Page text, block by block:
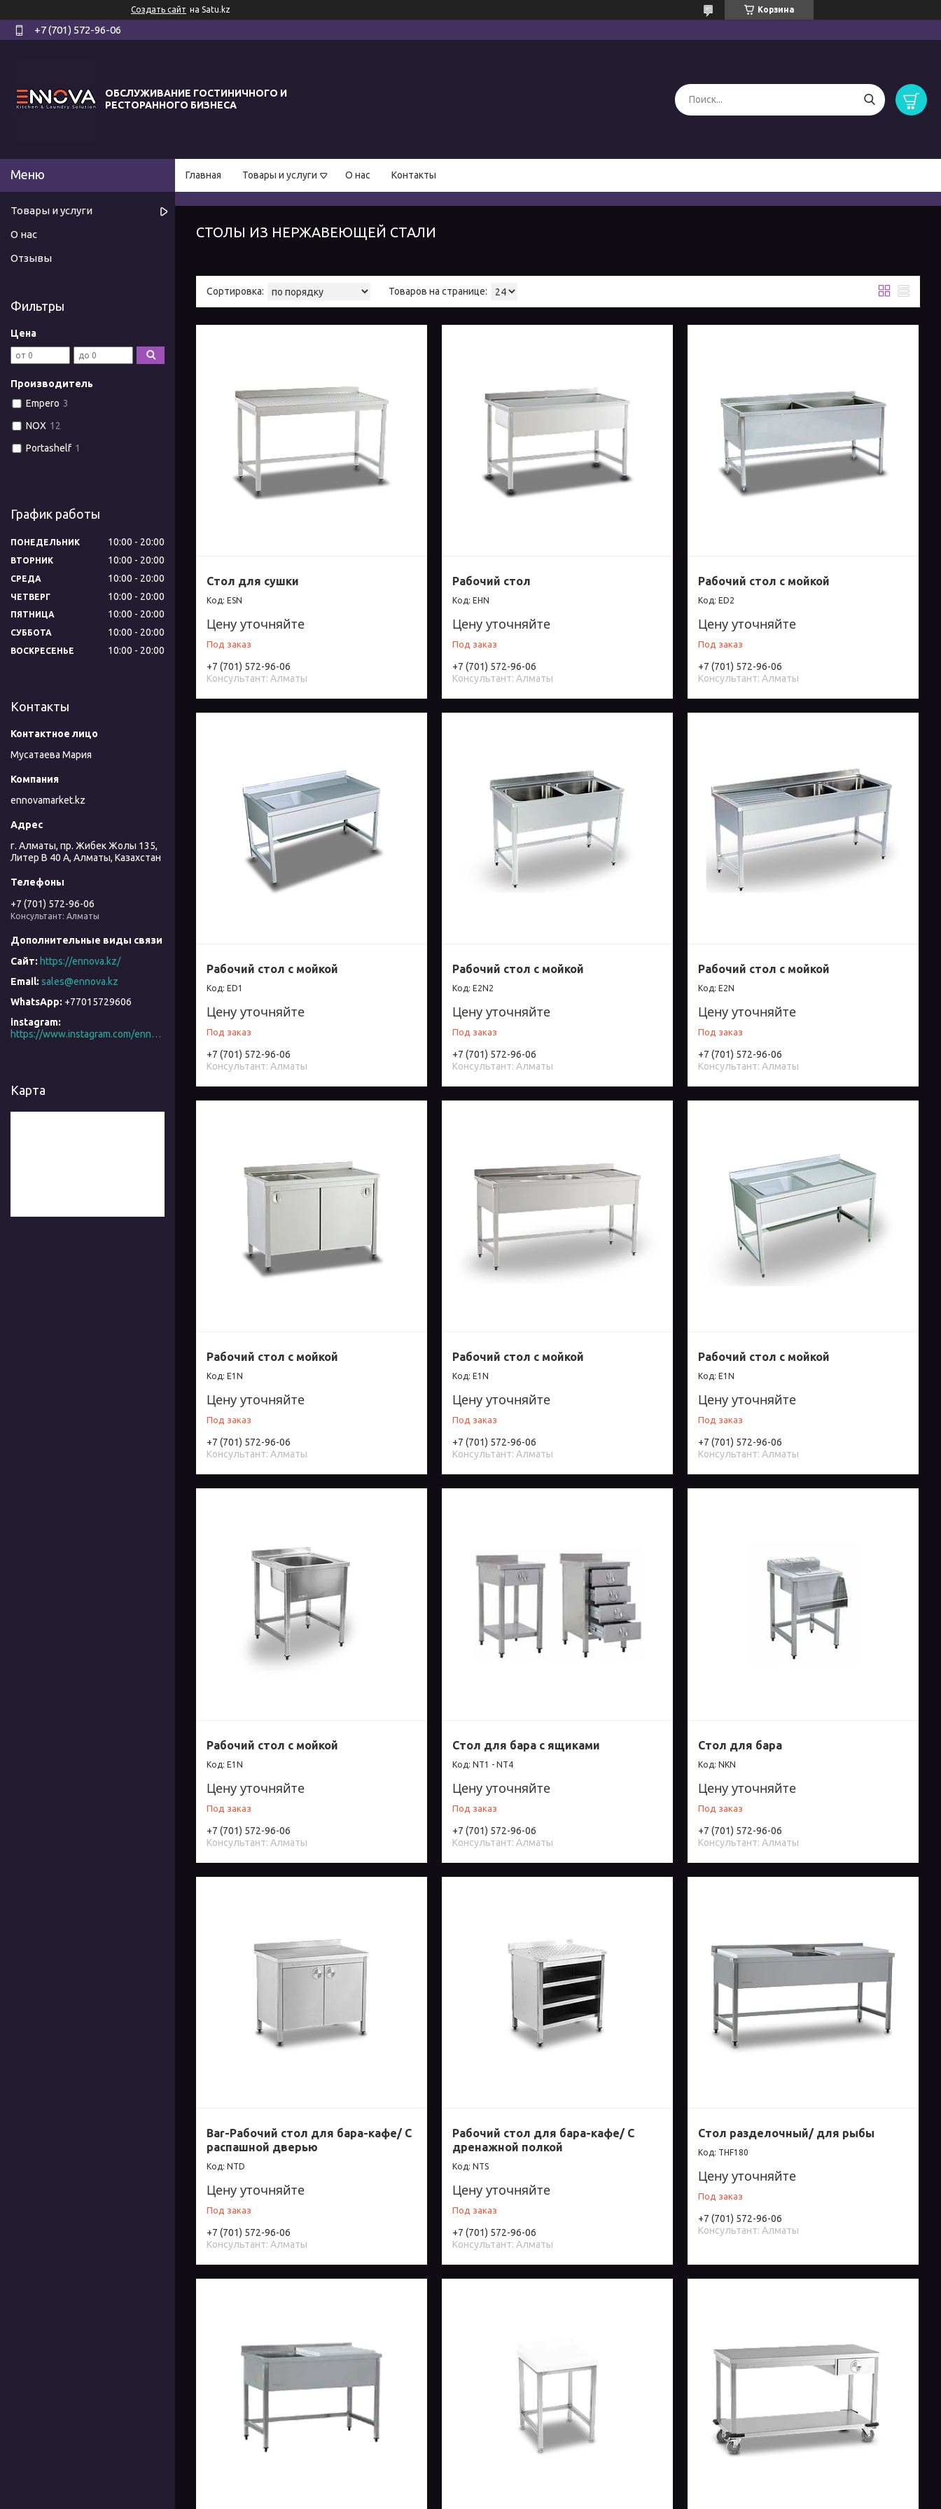
Создать сайт на Satu.kz Корзина
+7 (701) 572-96-06
ОБСЛУЖИВАНИЕ ГОСТИНИЧНОГО И
РЕСТОРАННОГО БИЗНЕСА
Главная Товары и услуги О нас Контакты
СТОЛЫ ИЗ НЕРЖАВЕЮЩЕЙ СТАЛИ
Стол для сушки
ESN
Цену уточняйте
Под заказ
+7 (701) 572-96-06
Консультант: Алматы
Рабочий стол
EHN
Цену уточняйте
Под заказ
+7 (701) 572-96-06
Консультант: Алматы
Рабочий стол с мойкой
ED2
Цену уточняйте
Под заказ
+7 (701) 572-96-06
Консультант: Алматы
Рабочий стол с мойкой
ED1
Цену уточняйте
Под заказ
+7 (701) 572-96-06
Консультант: Алматы
Рабочий стол с мойкой
E2N2
Цену уточняйте
Под заказ
+7 (701) 572-96-06
Консультант: Алматы
Рабочий стол с мойкой
E2N
Цену уточняйте
Под заказ
+7 (701) 572-96-06
Консультант: Алматы
Рабочий стол с мойкой
E1N
Цену уточняйте
Под заказ
+7 (701) 572-96-06
Консультант: Алматы
Рабочий стол с мойкой
E1N
Цену уточняйте
Под заказ
+7 (701) 572-96-06
Консультант: Алматы
Рабочий стол с мойкой
E1N
Цену уточняйте
Под заказ
+7 (701) 572-96-06
Консультант: Алматы
Рабочий стол с мойкой
E1N
Цену уточняйте
Под заказ
+7 (701) 572-96-06
Консультант: Алматы
Стол для бара с ящиками
NT1 - NT4
Цену уточняйте
Под заказ
+7 (701) 572-96-06
Консультант: Алматы
Стол для бара
NKN
Цену уточняйте
Под заказ
+7 (701) 572-96-06
Консультант: Алматы
Bar-Рабочий стол для бара-кафе/ С
распашной дверью
NTD
Цену уточняйте
Под заказ
+7 (701) 572-96-06
Консультант: Алматы
Рабочий стол для бара-кафе/ С
дренажной полкой
NTS
Цену уточняйте
Под заказ
+7 (701) 572-96-06
Консультант: Алматы
Стол разделочный/ для рыбы
THF180
Цену уточняйте
Под заказ
+7 (701) 572-96-06
Консультант: Алматы
Товары и услуги
О нас
Отзывы
Фильтры
Цена
Производитель
Empero 3
NOX 12
Portashelf 1
График работы
ПОНЕДЕЛЬНИК 10:00 20:00
ВТОРНИК 10:00 20:00
СРЕДА 10:00 20:00
ЧЕТВЕРГ 10:00 20:00
ПЯТНИЦА 10:00 20:00
СУББОТА 10:00 20:00
ВОСКРЕСЕНЬЕ 10:00 20:00
Контакты
Мусатаева Мария
ennovamarket.kz
г. Алматы, пр. Жибек Жолы 135,
Литер В 40 А, Алматы, Казахстан
+7 (701) 572-96-06
Консультант: Алматы
https://ennova.kz/
sales@ennova.kz
+77015729606
instagram
https://www.instagram.com/ennova_horeca/
Карта